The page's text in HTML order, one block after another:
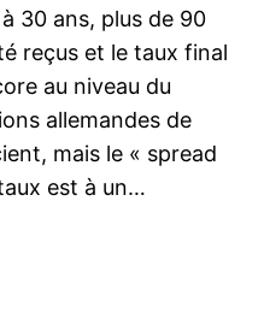
30 ans, plus de 90
reçus et le taux final
au niveau du
allemandes de
mais le « spread
est à un…